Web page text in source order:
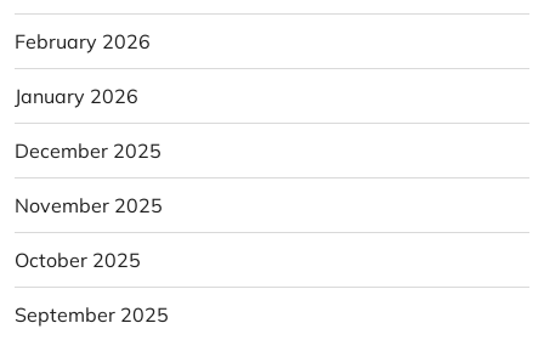
February 2026
January 2026
December 2025
November 2025
October 2025
September 2025